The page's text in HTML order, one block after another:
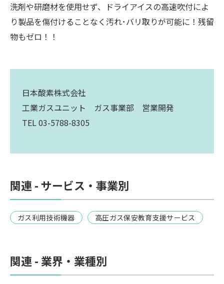
洗剤や研磨材を使用せず、ドライアイスの高速吹付によ
り製品を傷付けることなく汚れ･バリ取りが可能に！残留
物もゼロ！！
日本酸素株式会社
工業ガスユニット ガス事業部 営業開発
TEL 03-5788-8305
関連 - サービス・事業別
ガス利用技術機器 高圧ガス保安教育支援サービス
関連 - 業界・業種別